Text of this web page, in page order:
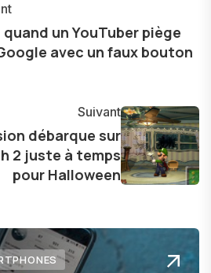
technologiques. Armé
j'aime dévoiler les
et innovations, partageant
mes découvertes avec la
des frontières de la
de présenter aux
captivant de ce que le futur
quand un YouTuber piège
avec un faux bouton
Suivant
débarque sur
2 juste à temps
pour Halloween